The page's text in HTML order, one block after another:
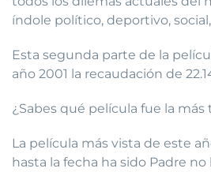
índole político, deportivo,
Esta segunda parte de la
año 2001 la recaudación de
¿Sabes qué película fue la más
La película más vista de este
hasta la fecha ha sido Padre